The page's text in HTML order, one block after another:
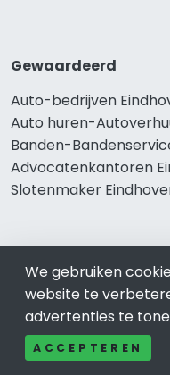
Gewaardeerd
Auto-bedrijven
Auto huren-
Banden-
Advocatenkantoren
Slotenmaker
Populair
Woningruil Eindhoven
Prive Spa-Sauna
Incassobureau
We gebruiken
website te
advertenties te
ACCEPTEREN